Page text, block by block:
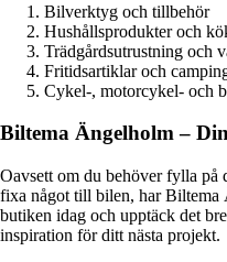
Bilverktyg och tillbehör
Hushållsprodukter och
Trädgårdsutrustning och
Fritidsartiklar och
Cykel-, motorcykel- och
Biltema Ängelholm –
Oavsett om du behöver fylla på
fixa något till bilen, har Biltema
butiken idag och upptäck det
inspiration för ditt nästa projekt.